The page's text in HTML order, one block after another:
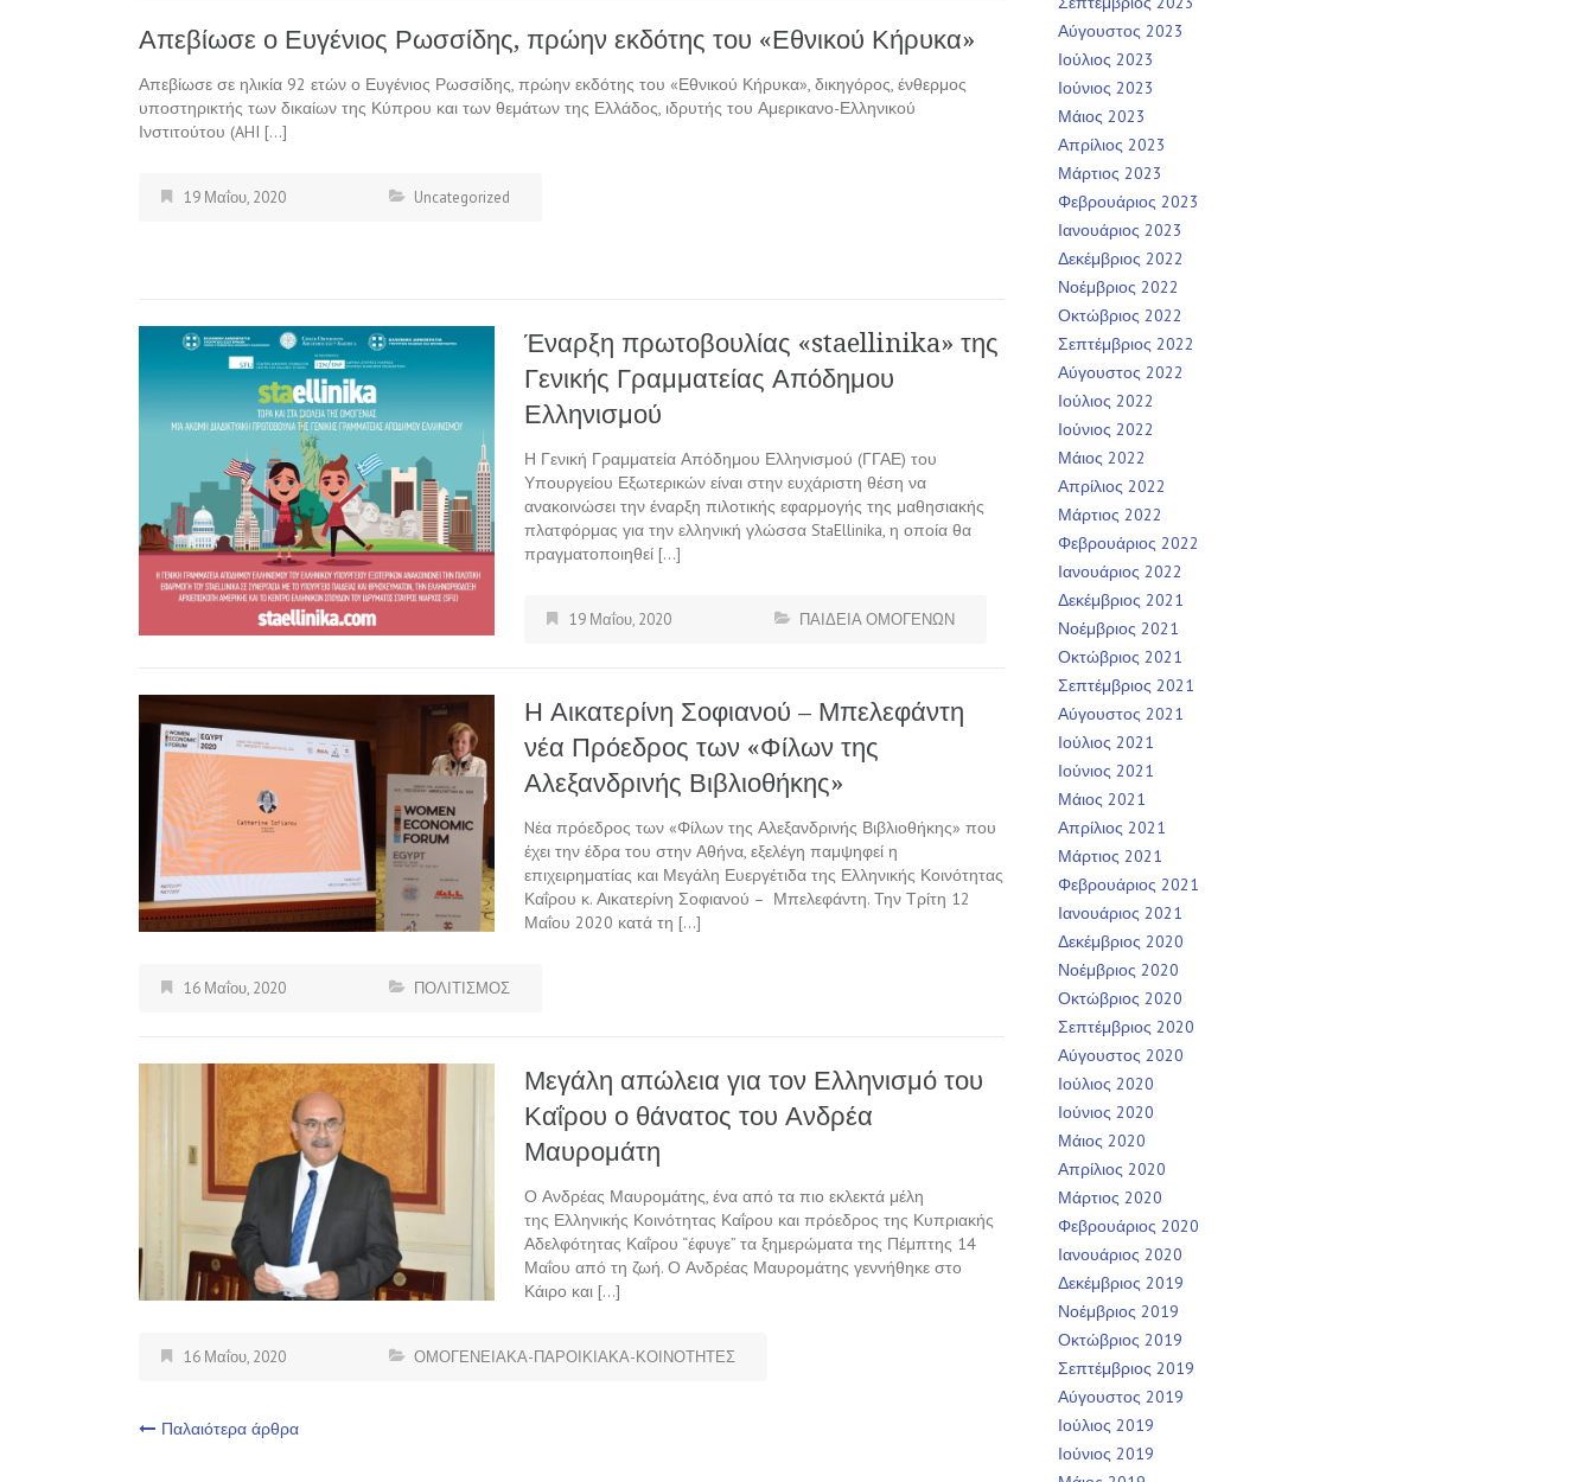
Απεβίωσε ο Ευγένιος Ρωσσίδης, πρώην εκδότης του «Εθνικού Κήρυκα»
Απεβίωσε σε ηλικία 92 ετών ο Ευγένιος Ρωσσίδης, πρώην εκδότης του «Εθνικού Κήρυκα», δικηγόρος, ένθερμος
υποστηρικτής των δικαίων της Κύπρου και των θεμάτων της Ελλάδος, ιδρυτής του Αμερικανο-Ελληνικού
Ινστιτούτου (AHI […]
19 Μαΐου, 2020 Uncategorized
Έναρξη πρωτοβουλίας «staellinika» της
Γενικής Γραμματείας Απόδημου
Ελληνισμού
Η Γενική Γραμματεία Απόδημου Ελληνισμού (ΓΓΑΕ) του
Υπουργείου Εξωτερικών είναι στην ευχάριστη θέση να
ανακοινώσει την έναρξη πιλοτικής εφαρμογής της μαθησιακής
πλατφόρμας για την ελληνική γλώσσα StaEllinika, η οποία θα
πραγματοποιηθεί […]
19 Μαΐου, 2020 ΠΑΙΔΕΙΑ ΟΜΟΓΕΝΩΝ
Η Αικατερίνη Σοφιανού – Μπελεφάντη
νέα Πρόεδρος των «Φίλων της
Αλεξανδρινής Βιβλιοθήκης»
Nέα πρόεδρος των «Φίλων της Αλεξανδρινής Βιβλιοθήκης» που
έχει την έδρα του στην Αθήνα, εξελέγη παμψηφεί η
επιχειρηματίας και Μεγάλη Ευεργέτιδα της Ελληνικής Κοινότητας
Καΐρου κ. Αικατερίνη Σοφιανού – Μπελεφάντη. Την Τρίτη 12
Μαΐου 2020 κατά τη […]
16 Μαΐου, 2020 ΠΟΛΙΤΙΣΜΟΣ
Μεγάλη απώλεια για τον Ελληνισμό του
Καΐρου ο θάνατος του Ανδρέα
Μαυρομάτη
Ο Ανδρέας Μαυρομάτης, ένα από τα πιο εκλεκτά μέλη
της Ελληνικής Κοινότητας Καΐρου και πρόεδρος της Κυπριακής
Αδελφότητας Καΐρου “έφυγε” τα ξημερώματα της Πέμπτης 14
Μαΐου από τη ζωή. Ο Ανδρέας Μαυρομάτης γεννήθηκε στο
Κάιρο και […]
16 Μαΐου, 2020 ΟΜΟΓΕΝΕΙΑΚΑ-ΠΑΡΟΙΚΙΑΚΑ-ΚΟΙΝΟΤΗΤΕΣ
Πλοήγηση
Παλαιότερα άρθρα
Αύγουστος 2023
Ιούλιος 2023
Ιούνιος 2023
Μάιος 2023
Απρίλιος 2023
Μάρτιος 2023
Φεβρουάριος 2023
Ιανουάριος 2023
Δεκέμβριος 2022
Νοέμβριος 2022
Οκτώβριος 2022
Σεπτέμβριος 2022
Αύγουστος 2022
Ιούλιος 2022
Ιούνιος 2022
Μάιος 2022
Απρίλιος 2022
Μάρτιος 2022
Φεβρουάριος 2022
Ιανουάριος 2022
Δεκέμβριος 2021
Νοέμβριος 2021
Οκτώβριος 2021
Σεπτέμβριος 2021
Αύγουστος 2021
Ιούλιος 2021
Ιούνιος 2021
Μάιος 2021
Απρίλιος 2021
Μάρτιος 2021
Φεβρουάριος 2021
Ιανουάριος 2021
Δεκέμβριος 2020
Νοέμβριος 2020
Οκτώβριος 2020
Σεπτέμβριος 2020
Αύγουστος 2020
Ιούλιος 2020
Ιούνιος 2020
Μάιος 2020
Απρίλιος 2020
Μάρτιος 2020
Φεβρουάριος 2020
Ιανουάριος 2020
Δεκέμβριος 2019
Νοέμβριος 2019
Οκτώβριος 2019
Σεπτέμβριος 2019
Αύγουστος 2019
Ιούλιος 2019
Ιούνιος 2019